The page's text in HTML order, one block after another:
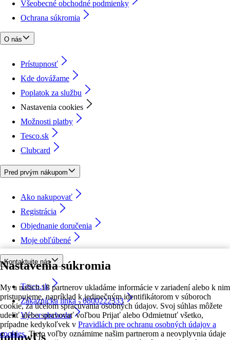
Nastavenia súkromia
My a našich 18 partnerov ukladáme informácie v zariadení alebo k nim
pristupujeme, napríklad k jedinečným identifikátorom v súboroch
cookie, za účelom spracúvania osobných údajov. Svoj súhlas môžete
udeliť alebo spravovať voľbou Prijať alebo Odmietnuť všetko,
prípadne kedykoľvek v Pravidlách pre ochranu osobných údajov a
cookies. Tieto voľby oznámime našim partnerom a neovplyvnia údaje
Všeobecné obchodné podmienky
Ochrana súkromia
O nás
Prístupnosť
Kde dovážame
Poplatok za službu
Nastavenia cookies
Možnosti platby
Tesco.sk
Clubcard
Pred prvým nákupom
Ako nakupovať
Registrácia
Objednanie doručenia
Moje obľúbené
Kontaktujte nás
Tesco.sk
Zákaznícka linka - 0800222333
Výber obchodu
followUs